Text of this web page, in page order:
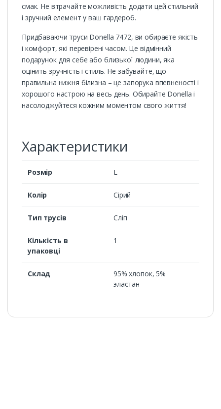
смак. Не втрачайте можливість додати цей стильний
і зручний елемент у ваш гардероб.
Придбаваючи труси Donella 7472, ви обираєте якість
і комфорт, які перевірені часом. Це відмінний
подарунок для себе або близької людини, яка
оцінить зручність і стиль. Не забувайте, що
правильна нижня білизна – це запорука впевненості і
хорошого настрою на весь день. Обирайте Donella і
насолоджуйтеся кожним моментом свого життя!
Характеристики
Розмір L
Колір Сірий
Тип трусів Сліп
Кількість в
упаковці
1
Склад
95% хлопок, 5%
эластан